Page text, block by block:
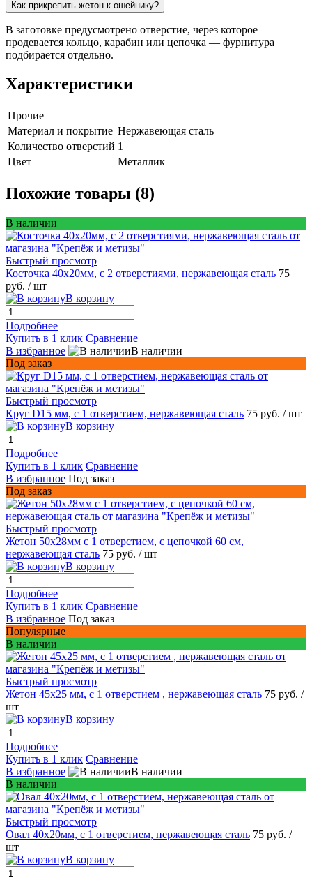
Как прикрепить жетон к ошейнику?
В заготовке предусмотрено отверстие, через которое
продевается кольцо, карабин или цепочка — фурнитура
подбирается отдельно.
Характеристики
Прочие
Материал и покрытие Нержавеющая сталь
Количество отверстий 1
Цвет
Металлик
Похожие товары (8)
В наличии
Быстрый просмотр
Косточка 40x20мм, c 2 отверстиями, нержавеющая сталь 75
руб. / шт
В корзину
Подробнее
Купить в 1 клик Сравнение
В избранное
В наличии
Под заказ
Быстрый просмотр
Круг D15 мм, с 1 отверстием, нержавеющая сталь 75 руб. / шт
В корзину
Подробнее
Купить в 1 клик Сравнение
В избранное Под заказ
Под заказ
Быстрый просмотр
Жетон 50x28мм с 1 отверстием, с цепочкой 60 см,
нержавеющая сталь 75 руб. / шт
В корзину
Подробнее
Купить в 1 клик Сравнение
В избранное Под заказ
Популярные
В наличии
Быстрый просмотр
Жетон 45x25 мм, с 1 отверстием , нержавеющая сталь 75 руб. /
шт
В корзину
Подробнее
Купить в 1 клик Сравнение
В избранное
В наличии
В наличии
Быстрый просмотр
Овал 40x20мм, c 1 отверстием, нержавеющая сталь 75 руб. /
шт
В корзину